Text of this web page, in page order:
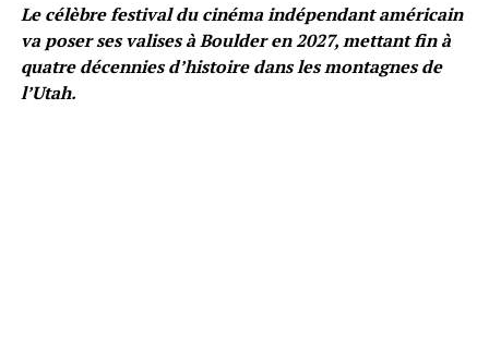
Le célèbre festival du cinéma indépendant américain
va poser ses valises à Boulder en 2027, mettant fin à
quatre décennies d’histoire dans les montagnes de
l’Utah.